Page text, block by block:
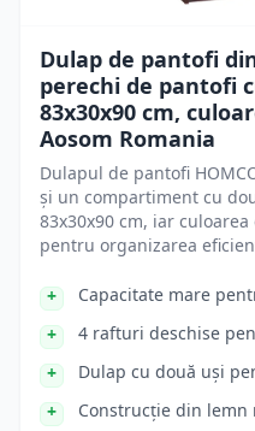
Dulap de pantofi
perechi de pantofi
83x30x90 cm,
Aosom Romania
Dulapul de pantofi
și un compartiment cu
83x30x90 cm, iar
pentru organizarea
Capacitate mare
4 rafturi deschise
Dulap cu două uși
Construcție din lemn